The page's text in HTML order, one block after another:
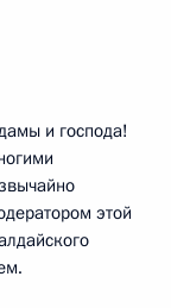
и господа!
этой